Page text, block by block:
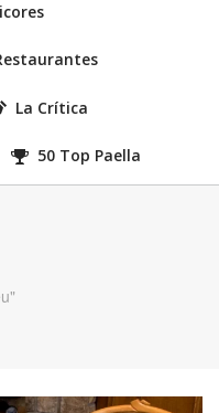
La Crítica
50 Top Paella